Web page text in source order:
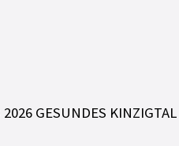
GESUNDES KINZIGTAL